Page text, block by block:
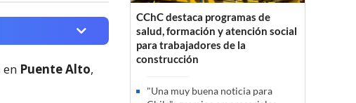
Puente Alto,
CChC destaca programas de
salud, formación y atención social
para trabajadores de la
construcción
"Una muy buena noticia para